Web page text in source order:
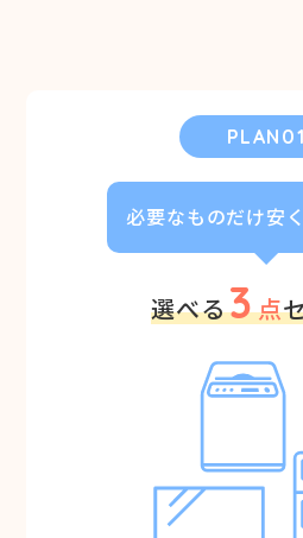
PLAN01
必要なものだけ安
選べる3点